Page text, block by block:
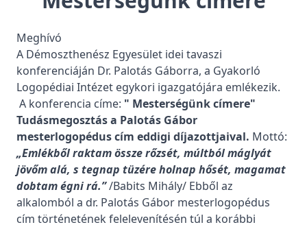
Beállítások kezelése
Meghívó
A Démoszthenész Egyesület idei tavaszi
konferenciáján Dr. Palotás Gáborra, a Gyakorló
Logopédiai Intézet egykori igazgatójára emlékezik.
A konferencia címe: " Mesterségünk címere"
Tudásmegosztás a Palotás Gábor
mesterlogopédus cím eddigi díjazottjaival. Mottó:
„Emlékből raktam össze rőzsét, múltból máglyát
jövőm alá, s tegnap tüzére holnap hősét, magamat
dobtam égni rá.”/Babits Mihály/ Ebből az
alkalomból a dr. Palotás Gábor mesterlogopédus
cím történetének felelevenítésén túl a korábbi